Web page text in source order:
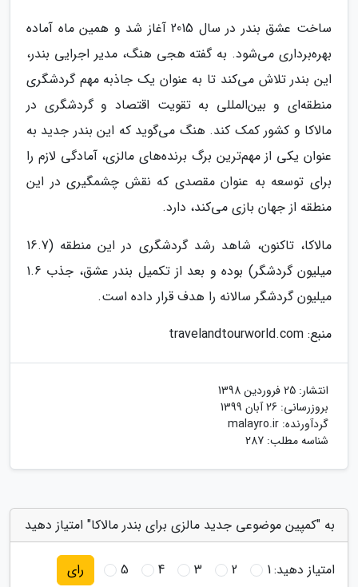
ساخت عشق بندر در سال 2015 آغاز شد و همین ماه آماده
بهره‌برداری می‌شود. به گفته هجی هنگ، مدیر اجرایی بندر،
این بندر تلاش می‌کند تا به عنوان یک جاذبه مهم گردشگری
منطقه‌ای و بین‌المللی به تقویت اقتصاد و گردشگری در
مالاکا و کشور کمک کند. هنگ می‌گوید که این بندر جدید به
عنوان یکی از مهم‌ترین برگ برنده‌های مالزی، آمادگی لازم را
برای توسعه به عنوان مقصدی که نقش چشمگیری در این
منطقه از جهان بازی می‌کند، دارد.
مالاکا، تاکنون، شاهد رشد گردشگری در این منطقه (16.7
میلیون گردشگر) بوده و بعد از تکمیل بندر عشق، جذب 1.6
میلیون گردشگر سالانه را هدف قرار داده است.
منبع: travelandtourworld.com
انتشار: 25 فروردین 1398
بروزرسانی: 26 آبان 1399
گردآورنده: malayro.ir
شناسه مطلب: 287
به "کمپین موضوعی جدید مالزی برای بندر مالاکا" امتیاز دهید
امتیاز دهید:1
2
3
4
5 رای